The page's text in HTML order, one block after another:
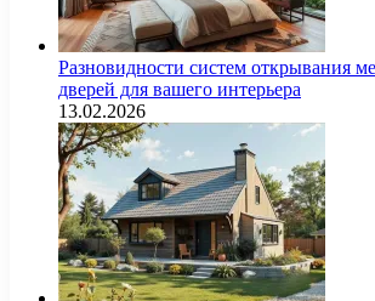
Разновидности систем открывания
дверей для вашего интерьера
13.02.2026